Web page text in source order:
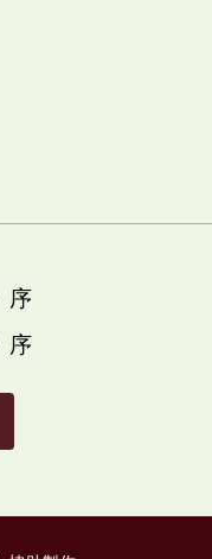
序
序